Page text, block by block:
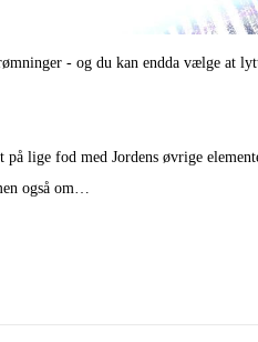
- og du kan endda vælge at
lige fod med Jordens øvrige
også om…